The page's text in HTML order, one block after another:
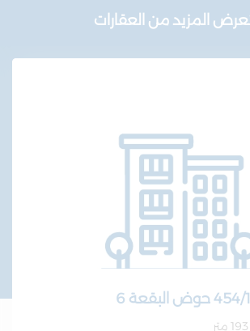
المزيد من العقارات